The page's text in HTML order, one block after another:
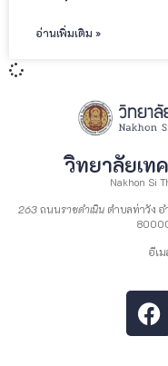
อ่านเพิ่มเติม »
วิทยาลัยเท
Nakhon Si
263ถนนราชดำเนินตำบลท่าวัง อ
อีเม